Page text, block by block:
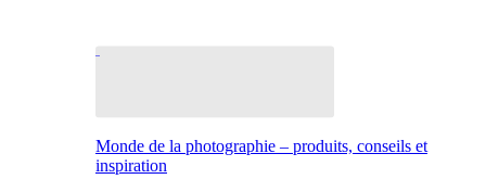
Monde de la photographie – produits, conseils et
inspiration